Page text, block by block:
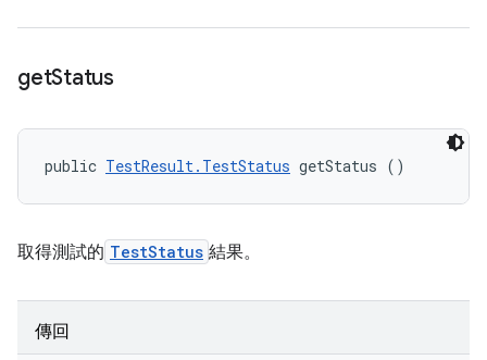
getStatus
public TestResult.TestStatus getStatus ()
取得測試的 TestStatus 結果。
傳回